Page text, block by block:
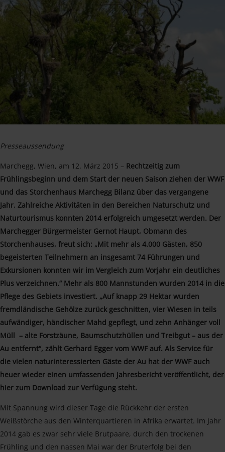
Presseaussendung
Marchegg, Wien, am 12. März 2015 – Rechtzeitig zum
Frühlingsbeginn und dem Start der neuen Saison ziehen der WWF
und das Storchenhaus Marchegg Bilanz über das vergangene
Jahr. Zahlreiche Aktivitäten in den Bereichen Naturschutz und
Naturtourismus konnten 2014 erfolgreich umgesetzt werden. Der
Marchegger Bürgermeister Gernot Haupt, Obmann des
Storchenhauses, freut sich: „Mit mehr als 4.000 Gästen, 850
begeisterten Teilnehmern an insgesamt 74 Führungen und
Exkursionen konnten wir im Vergleich zum Vorjahr ein deutliches
Plus verzeichnen.“ Mehr als 800 Mannstunden wurden 2014 in die
Pflege des Gebiets investiert. „Auf knapp 29 Hektar wurden
fremdländische Gehölze zurück geschnitten, vier Wiesen in teils
aufwändiger, händischer Mahd gepflegt, und zehn Anhänger voll
Müll – alte Forstzäune, Baumschutzhüllen und Treibgut – aus der
Au entfernt“, zählt Gerhard Egger vom WWF auf. Als Service für
die vielen naturinteressierten Gäste der Au hat der WWF auch
heuer wieder einen umfassenden Jahresbericht veröffentlicht, der
hier zum Download zur Verfügung steht.
Mit Spannung wird dieser Tage die Rückkehr der ersten
Weißstörche aus den Winterquartieren in Afrika erwartet. Im Jahr
2014 gab es zwar sehr viele Brutpaare, durch den trockenen
Frühling und den nassen Mai war der Bruterfolg bei den